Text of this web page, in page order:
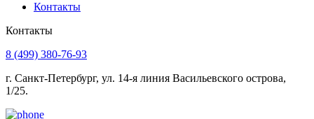
Контакты
Контакты
8 (499) 380-76-93
г. Санкт-Петербург, ул. 14-я линия Васильевского острова,
1/25.